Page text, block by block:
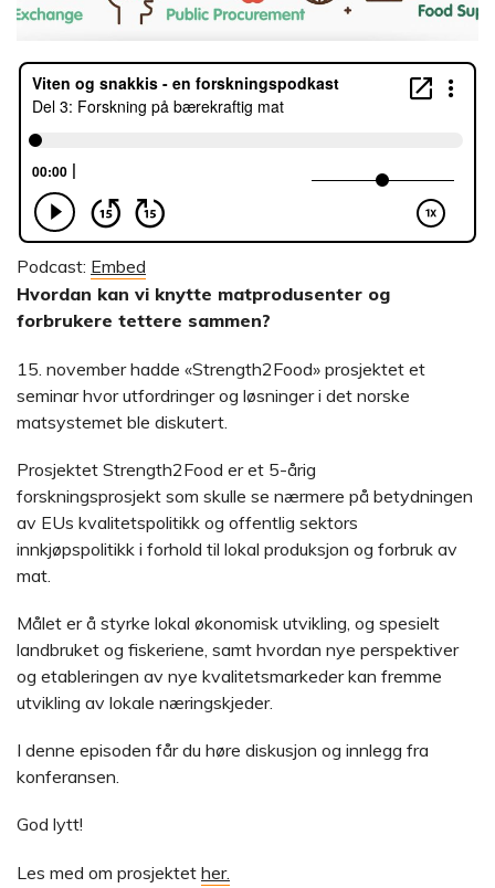
Podcast: Embed
Hvordan kan vi knytte matprodusenter og
forbrukere tettere sammen?
15. november hadde «Strength2Food» prosjektet et
seminar hvor utfordringer og løsninger i det norske
matsystemet ble diskutert.
Prosjektet Strength2Food er et 5-årig
forskningsprosjekt som skulle se nærmere på betydningen
av EUs kvalitetspolitikk og offentlig sektors
innkjøpspolitikk i forhold til lokal produksjon og forbruk av
mat.
Målet er å styrke lokal økonomisk utvikling, og spesielt
landbruket og fiskeriene, samt hvordan nye perspektiver
og etableringen av nye kvalitetsmarkeder kan fremme
utvikling av lokale næringskjeder.
I denne episoden får du høre diskusjon og innlegg fra
konferansen.
God lytt!
Les med om prosjektet her.